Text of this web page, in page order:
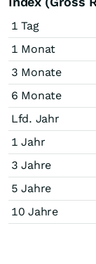
1 Tag
1 Monat
3 Monate
6 Monate
Lfd. Jahr
1 Jahr
3 Jahre
5 Jahre
10 Jahre